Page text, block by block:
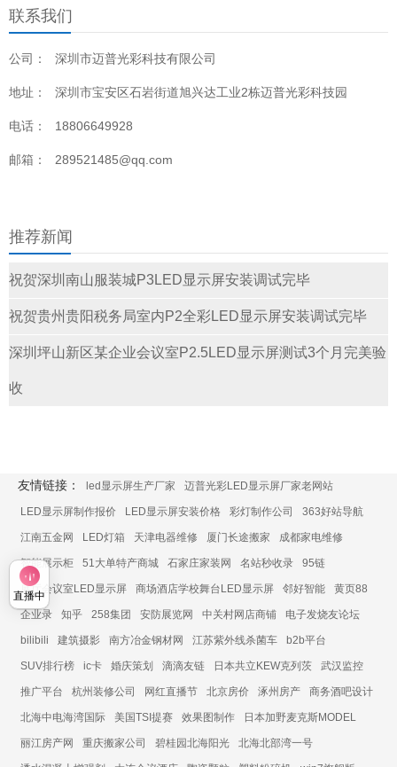
联系我们
公司： 深圳市迈普光彩科技有限公司
地址： 深圳市宝安区石岩街道旭兴达工业2栋迈普光彩科技园
电话： 18806649928
邮箱： 289521485@qq.com
推荐新闻
祝贺深圳南山服装城P3LED显示屏安装调试完毕
祝贺贵州贵阳税务局室内P2全彩LED显示屏安装调试完毕
深圳坪山新区某企业会议室P2.5LED显示屏测试3个月完美验
收
友情链接： led显示屏生产厂家 迈普光彩LED显示屏厂家老网站
LED显示屏制作报价 LED显示屏安装价格 彩灯制作公司 363好站导航
江南五金网 LED灯箱 天津电器维修 厦门长途搬家 成都家电维修
智能展示柜 51大单特产商城 石家庄家装网 名站秒收录 95链
展厅会议室LED显示屏 商场酒店学校舞台LED显示屏 邻好智能 黄页88
企业录 知乎 258集团 安防展览网 中关村网店商铺 电子发烧友论坛
bilibili 建筑摄影 南方冶金钢材网 江苏紫外线杀菌车 b2b平台
SUV排行榜 ic卡 婚庆策划 滴滴友链 日本共立KEW克列茨 武汉监控
推广平台 杭州装修公司 网红直播节 北京房价 涿州房产 商务酒吧设计
北海中电海湾国际 美国TSI提赛 效果图制作 日本加野麦克斯MODEL
丽江房产网 重庆搬家公司 碧桂园北海阳光 北海北部湾一号
直播中